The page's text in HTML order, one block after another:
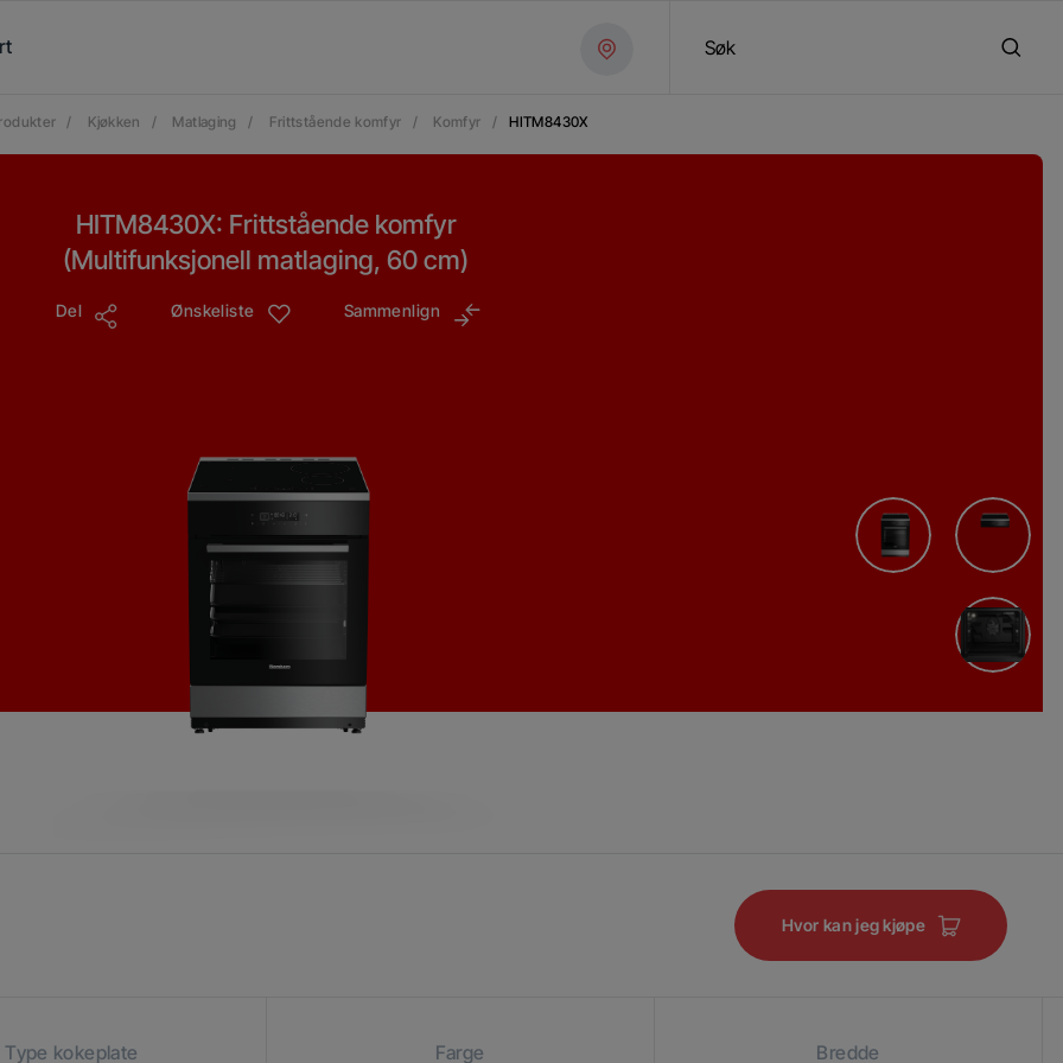
Søk
/ Kjøkken / Matlaging / Frittstående komfyr / Komfyr / HITM8430X
HITM8430X: Frittstående komfyr
(Multifunksjonell matlaging, 60 cm)
Del Ønskeliste Sammenlign
Hvor kan jeg kjøpe
Type kokeplate Farge Bredde